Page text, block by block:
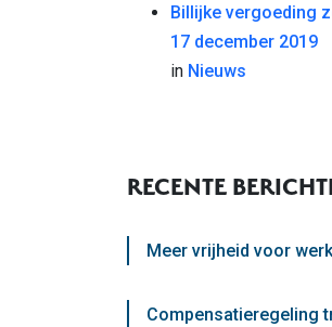
Billijke vergoeding
17 december 2019
in Nieuws
RECENTE
Meer vrijheid voor
Compensatieregeling